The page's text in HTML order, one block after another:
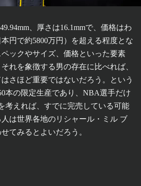
、厚さは16.1mmで、価格はわ
円で約5800万円）を超える程度とな
ックやサイズ、価格といった要素
れを象徴する男の存在に比べれば、
さほど重要ではないだろう。という
本の限定生産であり、NBA選手だけ
考えれば、すでに完売している可能
は世界各地のリシャール・ミル ブ
てみるとよいだろう。